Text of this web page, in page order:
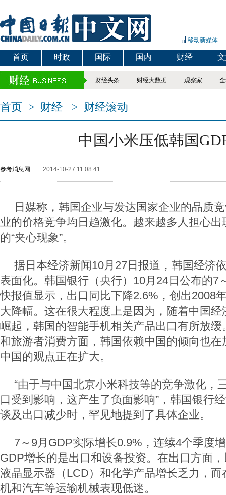
移动新媒体
首页 时政 国际 国内 财经
财经头条 财经大数据 观察家
首页 > 财经 > 财经滚动
中国小米压低韩国
参考消息网 2014-10-27 11:08:41
日媒称，韩国企业与发达国家企业的品质
业的价格竞争均日趋激化。越来越多人担心
的“夹心现象”。
据日本经济新闻10月27日报道，韩国经济
表面化。韩国银行（央行）10月24日公布的7
快报值显示，出口同比下降2.6%，创出2008
大降幅。这在很大程度上是因为，随着中国
崛起，韩国的智能手机相关产品出口有所放
和旅游者消费方面，韩国依赖中国的倾向也
中国的观点正在扩大。
“由于与中国北京小米科技等的竞争激化，
口受到影响，这产生了负面影响”，韩国银行
谈及出口减少时，罕见地提到了具体企业。
7～9月GDP实际增长0.9%，连续4个季度
GDP增长的是出口和设备投资。在出口方面
液晶显示器（LCD）和化学产品增长乏力，
机和汽车等运输机械表现低迷。